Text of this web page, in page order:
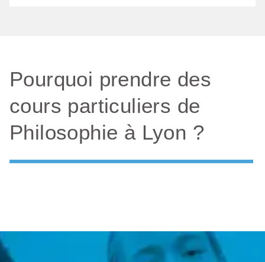
Pourquoi prendre des
cours particuliers de
Philosophie à Lyon ?